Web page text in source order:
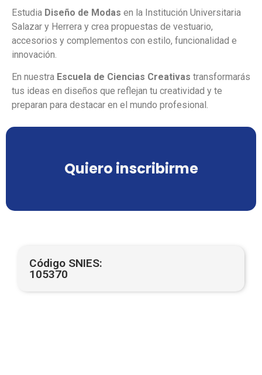
Estudia Diseño de Modas en la Institución Universitaria
Salazar y Herrera y crea propuestas de vestuario,
accesorios y complementos con estilo, funcionalidad e
innovación.
En nuestra Escuela de Ciencias Creativas transformarás
tus ideas en diseños que reflejan tu creatividad y te
preparan para destacar en el mundo profesional.
Quiero inscribirme
Código SNIES:
105370